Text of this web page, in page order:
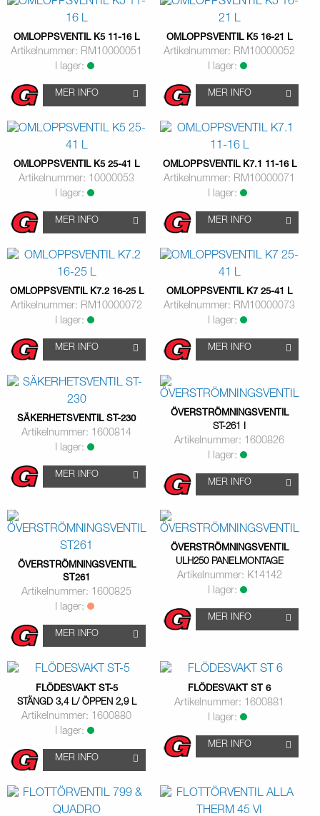
OMLOPPSVENTIL K5 11-16 L
Artikelnummer: RM10000051
I lager:
MER INFO
OMLOPPSVENTIL K5 16-21 L
Artikelnummer: RM10000052
I lager:
MER INFO
OMLOPPSVENTIL K5 25-41 L
Artikelnummer: 10000053
I lager:
MER INFO
OMLOPPSVENTIL K7.1 11-16 L
Artikelnummer: RM10000071
I lager:
MER INFO
OMLOPPSVENTIL K7.2 16-25 L
Artikelnummer: RM10000072
I lager:
MER INFO
OMLOPPSVENTIL K7 25-41 L
Artikelnummer: RM10000073
I lager:
MER INFO
SÄKERHETSVENTIL ST-230
Artikelnummer: 1600814
I lager:
MER INFO
ÖVERSTRÖMNINGSVENTIL
ST-261 I
Artikelnummer: 1600826
I lager:
MER INFO
ÖVERSTRÖMNINGSVENTIL
ST261
Artikelnummer: 1600825
I lager:
MER INFO
ÖVERSTRÖMNINGSVENTIL
ULH250 PANELMONTAGE
Artikelnummer: K14142
I lager:
MER INFO
FLÖDESVAKT ST-5
STÄNGD 3,4 L/ ÖPPEN 2,9 L
Artikelnummer: 1600880
I lager:
MER INFO
FLÖDESVAKT ST 6
Artikelnummer: 1600881
I lager:
MER INFO